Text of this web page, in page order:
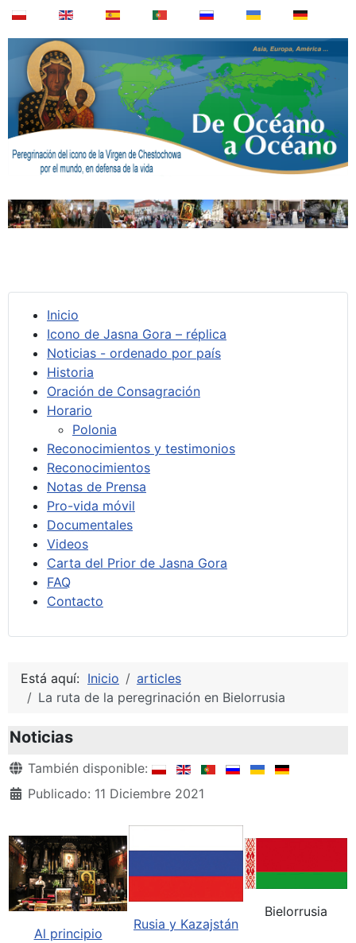
Inicio
Icono de Jasna Gora – réplica
Noticias - ordenado por país
Historia
Oración de Consagración
Horario
Polonia
Reconocimientos y testimonios
Reconocimientos
Notas de Prensa
Pro-vida móvil
Documentales
Videos
Carta del Prior de Jasna Gora
FAQ
Contacto
Está aquí: Inicio
articles
La ruta de la peregrinación en Bielorrusia
Noticias
Detalles
También disponible:
Publicado: 11 Diciembre 2021
Al principio
Rusia y Kazajstán
Bielorrusia